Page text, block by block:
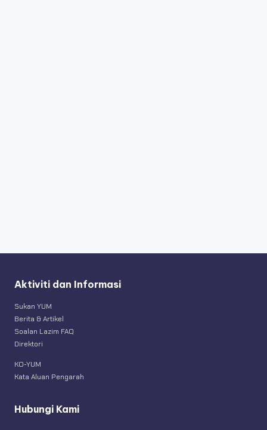
Aktiviti dan Informasi
Sukan YUM
Berita & Artikel
Soalan Lazim FAQ
Direktori
KO-YUM
Kata Aluan Pengarah
Hubungi Kami